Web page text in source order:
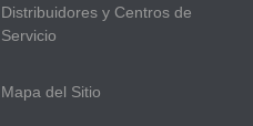
Distribuidores y Centros de
Servicio
Mapa del Sitio